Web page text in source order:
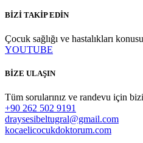
BİZİ TAKİP EDİN
Çocuk sağlığı ve hastalıkları
YOUTUBE
BİZE ULAŞIN
Tüm sorularınız ve randevu için
+90 262 502 9191
draysesibeltugral@gmail.com
kocaelicocukdoktorum.com